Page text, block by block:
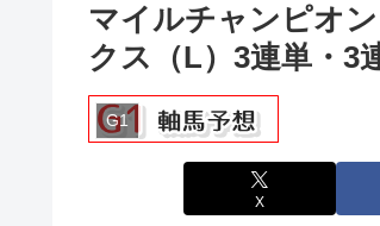
マイルチャンピオ
クス（L）3連単・3
G1
X